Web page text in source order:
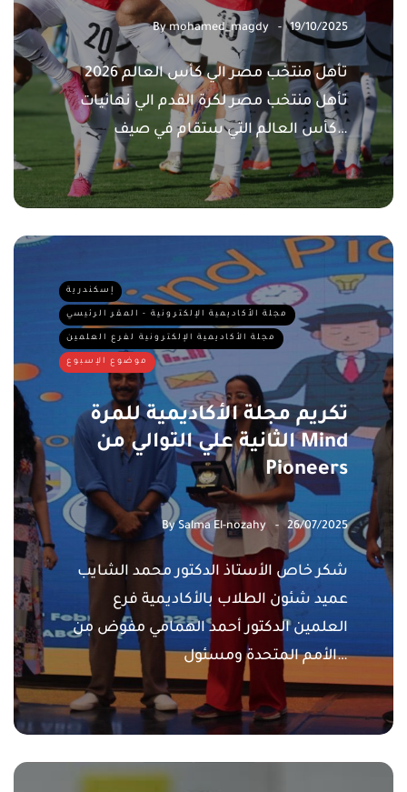
Bymohamed_magdy 19/10/2025
تأهل منتخب مصر الي كأس العالم 2026
تأهل منتخب مصر لكرة القدم الي نهائيات
كأس العالم التي ستقام في صيف…
إسكندرية
مجلة الأكاديمية الإلكترونية - المقر الرئيسي
مجلة الأكاديمية الإلكترونية لفرع العلمين
موضوع الإسبوع
تكريم مجلة الأكاديمية للمرة
الثانية علي التوالي من Mind
Pioneers
BySalma El-nozahy 26/07/2025
عميد شئون الطلاب بالأكاديمية فرع
العلمين الدكتور أحمد الهمامي مفوض من
الأمم المتحدة ومسئول…